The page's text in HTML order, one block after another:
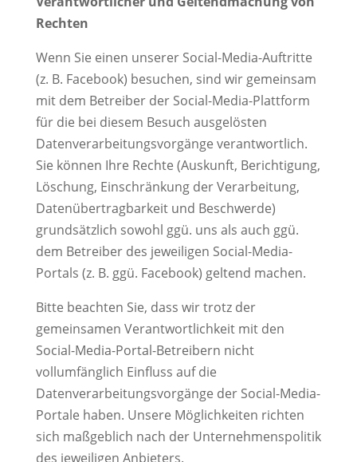
Rechten
Wenn Sie einen unserer Social-Media-Auftritte
(z. B. Facebook) besuchen, sind wir gemeinsam
mit dem Betreiber der Social-Media-Plattform
für die bei diesem Besuch ausgelösten
Datenverarbeitungsvorgänge verantwortlich.
Sie können Ihre Rechte (Auskunft, Berichtigung,
Löschung, Einschränkung der Verarbeitung,
Datenübertragbarkeit und Beschwerde)
grundsätzlich sowohl ggü. uns als auch ggü.
dem Betreiber des jeweiligen Social-Media-
Portals (z. B. ggü. Facebook) geltend machen.
Bitte beachten Sie, dass wir trotz der
gemeinsamen Verantwortlichkeit mit den
Social-Media-Portal-Betreibern nicht
vollumfänglich Einfluss auf die
Datenverarbeitungsvorgänge der Social-Media-
Portale haben. Unsere Möglichkeiten richten
sich maßgeblich nach der Unternehmenspolitik
des jeweiligen Anbieters.